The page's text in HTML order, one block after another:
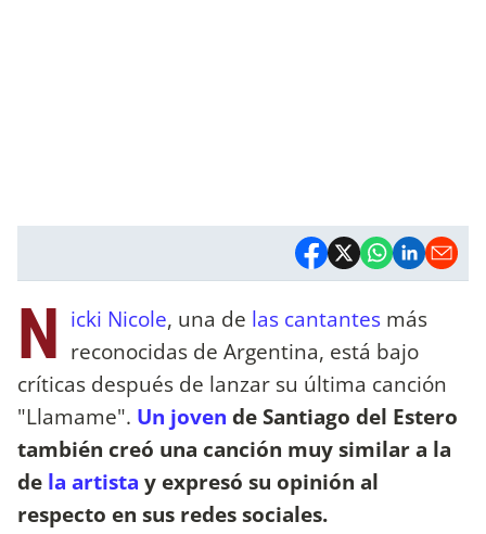
N icki Nicole, una de las cantantes más
reconocidas de Argentina, está bajo
críticas después de lanzar su última canción
"Llamame". Un joven de Santiago del Estero
también creó una canción muy similar a la
de la artista y expresó su opinión al
respecto en sus redes sociales.